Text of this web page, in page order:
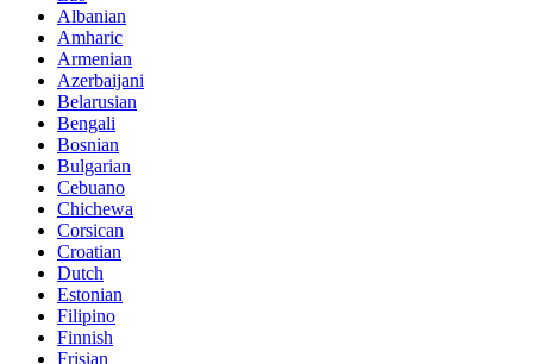
Albanian
Amharic
Armenian
Azerbaijani
Belarusian
Bengali
Bosnian
Bulgarian
Cebuano
Chichewa
Corsican
Croatian
Dutch
Estonian
Filipino
Finnish
Frisian